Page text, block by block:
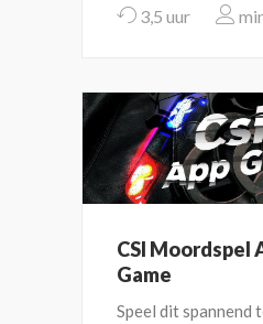
3,5 uur
CSI Moordspel
Game
Speel dit spannend